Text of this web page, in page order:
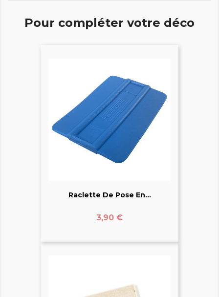
Pour compléter votre déco
Raclette De Pose En...
Prix
3,90 €